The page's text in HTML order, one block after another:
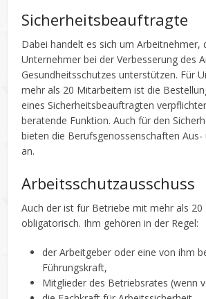
Sicherheitsbeauftragte
Dabei handelt es sich um Arbeitnehmer,
Unternehmer bei der Verbesserung des
Gesundheitsschutzes unterstützen. Für
mehr als 20 Mitarbeitern ist die
eines Sicherheitsbeauftragten
beratende Funktion. Auch für den
bieten die Berufsgenossenschaften Aus-
an.
Arbeitsschutzausschuss
Auch der ist für Betriebe mit mehr als
obligatorisch. Ihm gehören in der Regel:
der Arbeitgeber oder eine von ihm
Führungskraft,
Mitglieder des Betriebsrates (wenn